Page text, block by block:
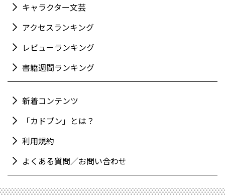
キャラクター文芸
アクセスランキング
レビューランキング
書籍週間ランキング
新着コンテンツ
「カドブン」とは？
利用規約
よくある質問／お問い合わせ